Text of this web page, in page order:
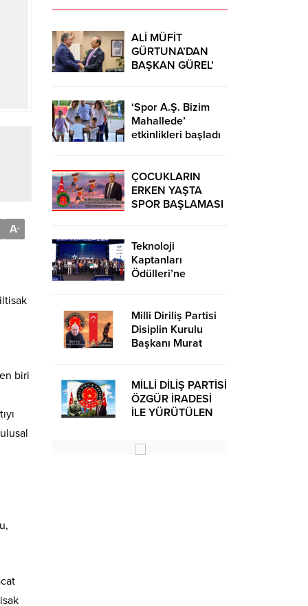
A-
biri
ALİ MÜFİT
GÜRTUNA’DAN
BAŞKAN GÜREL’
‘Spor A.Ş. Bizim
Mahallede’
etkinlikleri başladı
ÇOCUKLARIN
ERKEN YAŞTA
SPOR BAŞLAMASI
UZAK TUTUMUŞ
OLACAKTIR
Teknoloji
Kaptanları
Ödülleri’ne
Milli Diriliş Partisi
Disiplin Kurulu
Başkanı Murat
Basın Açıklaması
MİLLİ DİLİŞ PARTİSİ
ÖZGÜR İRADESİ
İLE YÜRÜTÜLEN
OLUŞUMUDUR